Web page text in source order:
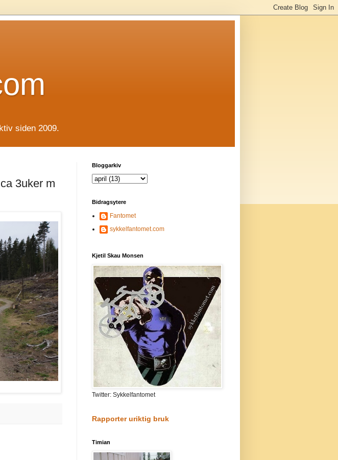
siden 2009.
3uker m
Bloggarkiv
Bidragsytere
Fantomet
sykkelfantomet.com
Kjetil Skau Monsen
Twitter: Sykkelfantomet
Rapporter uriktig bruk
Timian